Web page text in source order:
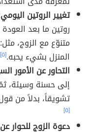
تغيير الروتين
روتين ما بعد
متنوّع مع الزوج،
المنزل بشيء يحبه.[٥]
التحاور عن الأمور
إلى حسنة وسيئة،
تشويقاً، بدلاً من
[٥]
دعوة الزوج للحوار